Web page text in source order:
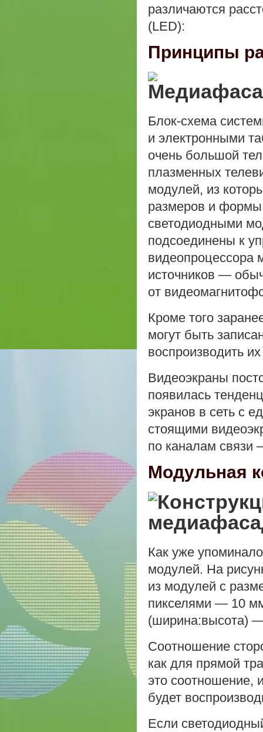
различаются
(LED):
Принципы
Блок-схема
и электронными
очень большой
плазменных
модулей, из
размеров и
светодиодными
подсоединены к
видеопроцессора
источников —
от
Кроме того
могут быть
воспроизводить
Видеоэкраны
появилась
экранов в сеть с
стоящими
по каналам
Модульная
Как уже
модулей. На
из модулей с
пикселями — 10
(ширина:высота)
Соотношение
как для прямой
это соотношение,
будет
Если